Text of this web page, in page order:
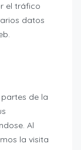
el tráfico
datos
de la
Al
la visita